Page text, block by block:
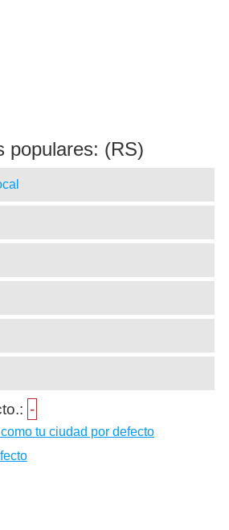
populares: (RS)
-
tu ciudad por defecto